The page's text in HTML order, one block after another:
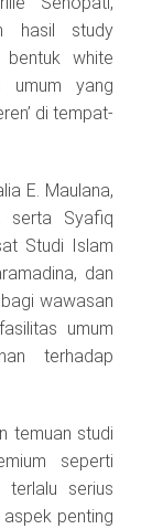
hasil study
bentuk white
umum yang
di tempat-
E. Maulana,
serta Syafiq
Studi Islam
dan
wawasan
umum
terhadap
temuan studi
seperti
serius
penting